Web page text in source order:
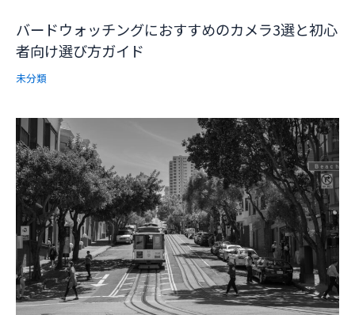
バードウォッチングにおすすめのカメラ3選と初心
者向け選び方ガイド
未分類